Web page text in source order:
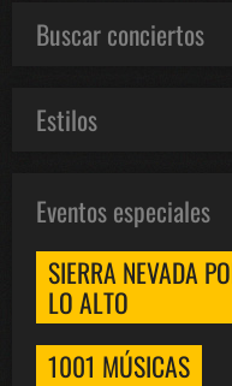
Buscar conciertos
Estilos
Eventos especiales
SIERRA NEVADA
LO ALTO
1001 MÚSICAS